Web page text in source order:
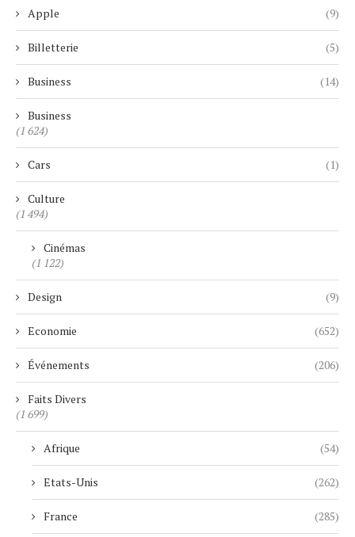
Apple (9)
Billetterie (5)
Business (14)
Business
(1 624)
Cars (1)
Culture
(1 494)
Cinémas
(1 122)
Design (9)
Economie (652)
Événements (206)
Faits Divers
(1 699)
Afrique (54)
Etats-Unis (262)
France (285)